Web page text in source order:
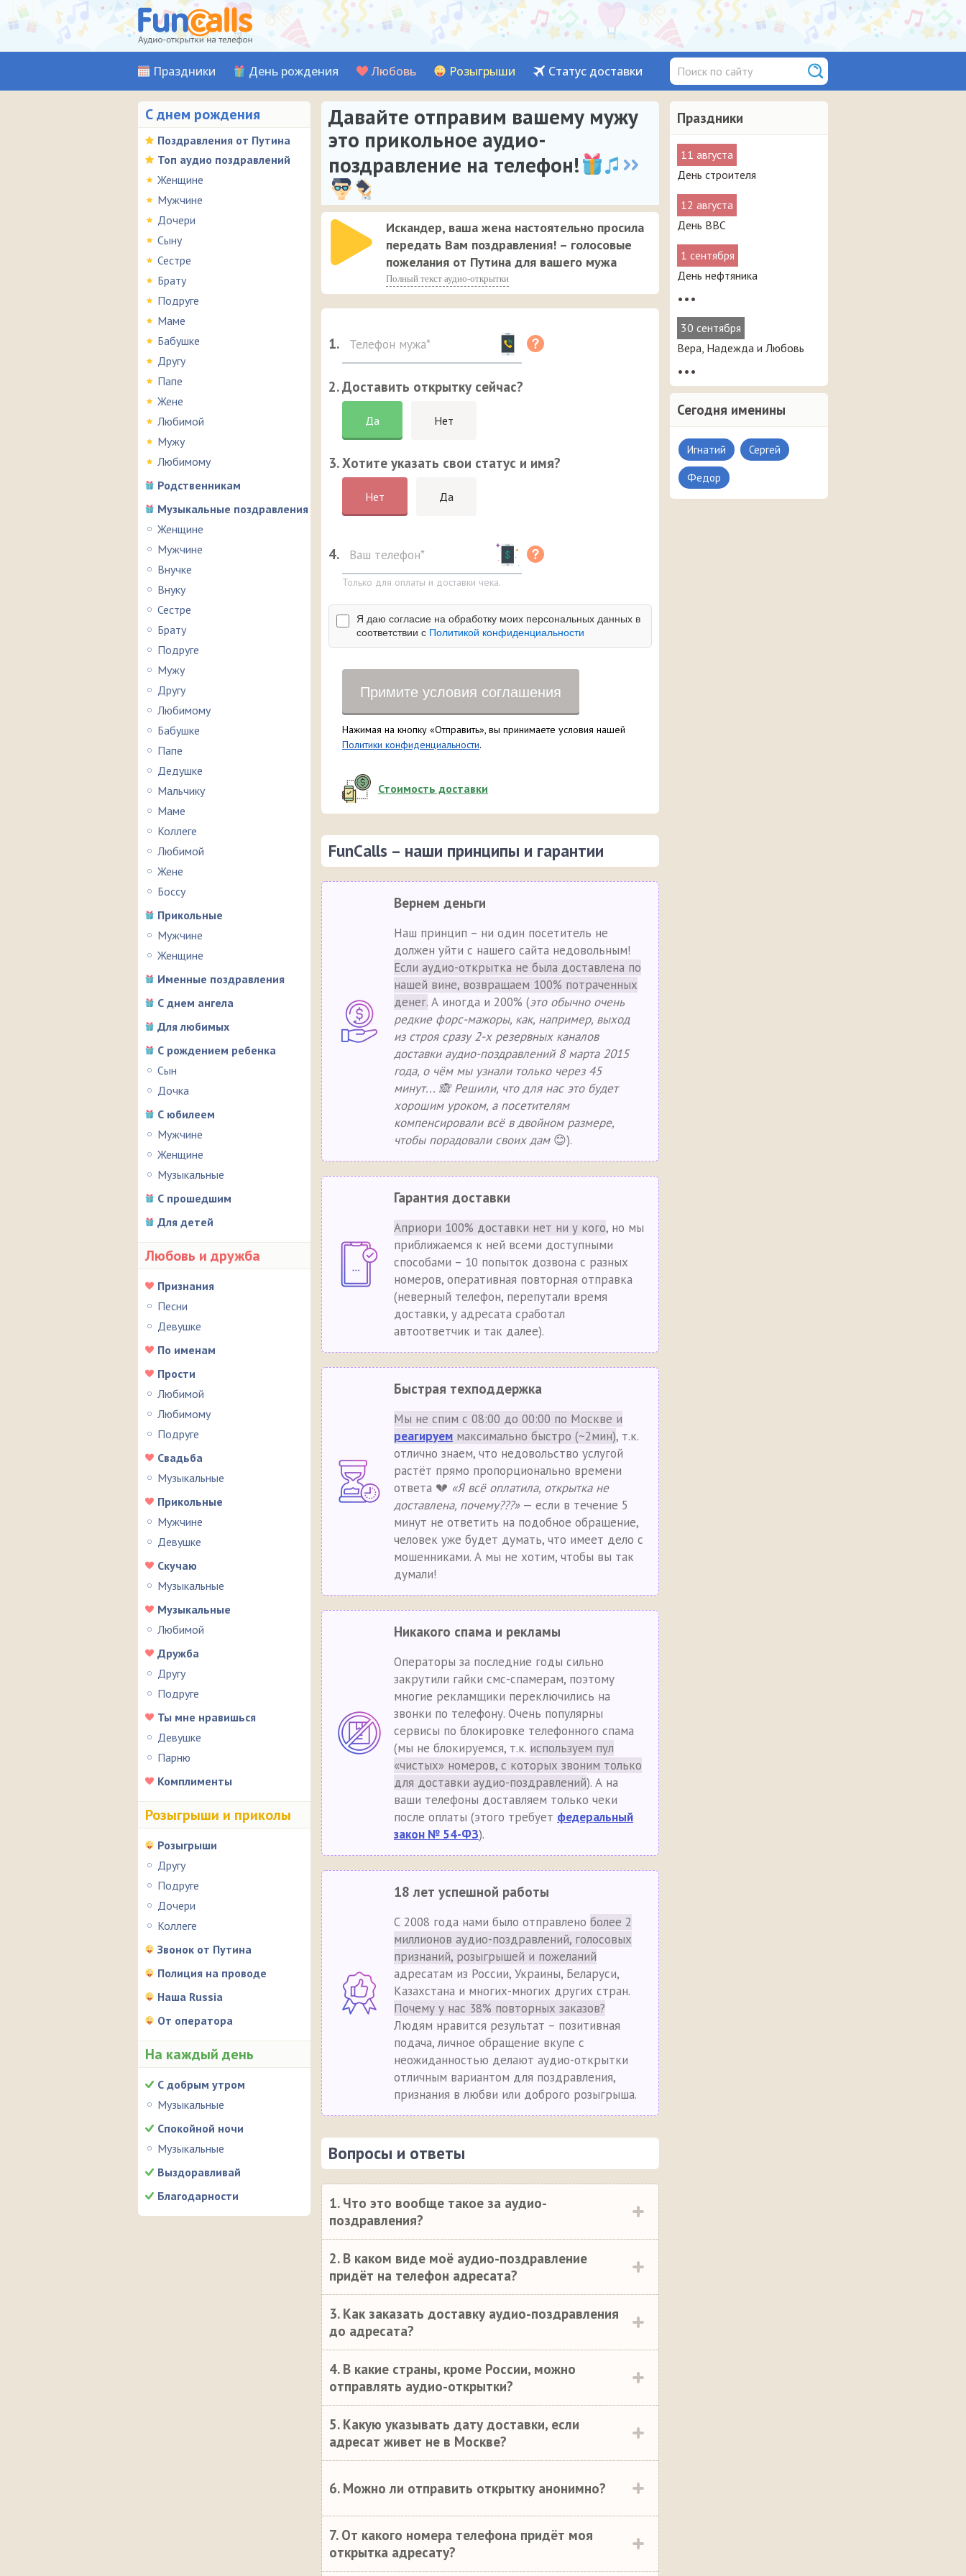
Праздники День рождения Любовь Розыгрыши Статус доставки
С днем рождения
Поздравления от Путина
Топ аудио поздравлений
Женщине
Мужчине
Дочери
Сыну
Сестре
Брату
Подруге
Маме
Бабушке
Другу
Папе
Жене
Любимой
Мужу
Любимому
Родственникам
Музыкальные поздравления
Женщине
Мужчине
Внучке
Внуку
Сестре
Брату
Подруге
Мужу
Другу
Любимому
Бабушке
Папе
Дедушке
Мальчику
Маме
Коллеге
Любимой
Жене
Боссу
Прикольные
Мужчине
Женщине
Именные поздравления
С днем ангела
Для любимых
С рождением ребенка
Сын
Дочка
С юбилеем
Мужчине
Женщине
Музыкальные
С прошедшим
Для детей
Любовь и дружба
Признания
Песни
Девушке
По именам
Прости
Любимой
Любимому
Подруге
Свадьба
Музыкальные
Прикольные
Мужчине
Девушке
Скучаю
Музыкальные
Музыкальные
Любимой
Дружба
Другу
Подруге
Ты мне нравишься
Девушке
Парню
Комплименты
Розыгрыши и приколы
Розыгрыши
Другу
Подруге
Дочери
Коллеге
Звонок от Путина
Полиция на проводе
Наша Russia
От оператора
На каждый день
С добрым утром
Музыкальные
Спокойной ночи
Музыкальные
Выздоравливай
Благодарности
Праздники
11 августа
День строителя
12 августа
День ВВС
1 сентября
День нефтяника
•••
30 сентября
Вера, Надежда и Любовь
•••
Сегодня именины
Игнатий Сергей
Федор
Давайте отправим вашему мужу
это прикольное аудио-
поздравление на телефон!
Искандер, ваша жена настоятельно просила
передать Вам поздравления! – голосовые
пожелания от Путина для вашего мужа
Полный текст аудио-открытки
1.
2. Доставить открытку сейчас?
Да Нет
3. Хотите указать свои статус и имя?
Нет Да
4.
Только для оплаты и доставки чека.
Я даю согласие на обработку моих персональных данных в
соответствии с Политикой конфиденциальности
Примите условия соглашения
Нажимая на кнопку «Отправить», вы принимаете условия нашей
Политики конфиденциальности.
Стоимость доставки
FunCalls – наши принципы и гарантии
Вернем деньги
Наш принцип – ни один посетитель не
должен уйти с нашего сайта недовольным!
Если аудио-открытка не была доставлена по
нашей вине, возвращаем 100% потраченных
денег. А иногда и 200% (это обычно очень
редкие форс-мажоры, как, например, выход
из строя сразу 2-х резервных каналов
доставки аудио-поздравлений 8 марта 2015
года, о чём мы узнали только через 45
минут... 🙈 Решили, что для нас это будет
хорошим уроком, а посетителям
компенсировали всё в двойном размере,
чтобы порадовали своих дам😊).
Гарантия доставки
Априори 100% доставки нет ни у кого, но мы
приближаемся к ней всеми доступными
способами – 10 попыток дозвона с разных
номеров, оперативная повторная отправка
(неверный телефон, перепутали время
доставки, у адресата сработал
автоответчик и так далее).
Быстрая техподдержка
Мы не спим с 08:00 до 00:00 по Москве и
реагируем максимально быстро (~2мин), т.к.
отлично знаем, что недовольство услугой
растёт прямо пропорционально времени
ответа 💔 «Я всё оплатила, открытка не
доставлена, почему???»— если в течение 5
минут не ответить на подобное обращение,
человек уже будет думать, что имеет дело с
мошенниками. А мы не хотим, чтобы вы так
думали!
Никакого спама и рекламы
Операторы за последние годы сильно
закрутили гайки смс-спамерам, поэтому
многие рекламщики переключились на
звонки по телефону. Очень популярны
сервисы по блокировке телефонного спама
(мы не блокируемся, т.к. используем пул
«чистых» номеров, с которых звоним только
для доставки аудио-поздравлений). А на
ваши телефоны доставляем только чеки
после оплаты (этого требует федеральный
закон № 54-ФЗ).
18 лет успешной работы
С 2008 года нами было отправлено более 2
миллионов аудио-поздравлений, голосовых
признаний, розыгрышей и пожеланий
адресатам из России, Украины, Беларуси,
Казахстана и многих-многих других стран.
Почему у нас 38% повторных заказов?
Людям нравится результат – позитивная
подача, личное обращение вкупе с
неожиданностью делают аудио-открытки
отличным вариантом для поздравления,
признания в любви или доброго розыгрыша.
Вопросы и ответы
1. Что это вообще такое за аудио-
поздравления?
2. В каком виде моё аудио-поздравление
придёт на телефон адресата?
3. Как заказать доставку аудио-поздравления
до адресата?
4. В какие страны, кроме России, можно
отправлять аудио-открытки?
5. Какую указывать дату доставки, если
адресат живет не в Москве?
6. Можно ли отправить открытку анонимно?
7. От какого номера телефона придёт моя
открытка адресату?